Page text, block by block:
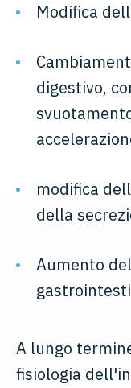
Modifica
digestivo,
modifica
della
Aumento
A lungo
fisiologia